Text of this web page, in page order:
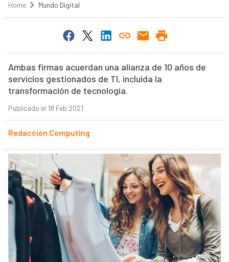
Home Mundo Digital
Ambas firmas acuerdan una alianza de 10 años de
servicios gestionados de TI, incluida la
transformación de tecnología.
Publicado el 18 Feb 2021
Redacción Computing